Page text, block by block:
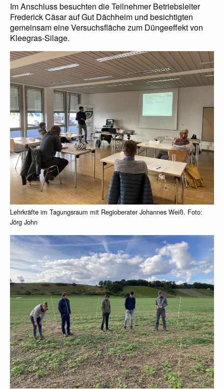
Im Anschluss besuchten die Teilnehmer Betriebsleiter
Frederick Cäsar auf Gut Dächheim und besichtigten
gemeinsam eine Versuchsfläche zum Düngeeffekt von
Kleegras-Silage.
Lehrkräfte im Tagungsraum mit Regioberater Johannes Weiß. Foto:
Jörg John